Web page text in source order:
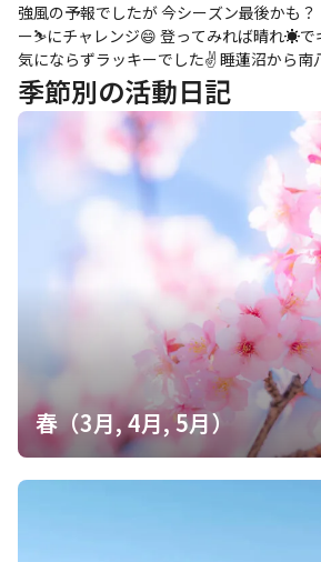
強風の予報でしたが 今シーズン最後かも
ー⛷️にチャレンジ😄 登ってみれば晴れ☀️で
気にならずラッキーでした✌️ 睡蓮沼から南
経由して櫛ヶ峯到着💦 360度、絶景でした
のSさんとご一緒させていただき、戻りの
で案内してもらい、後は一気に睡蓮沼方
ありがとうございました😄 明日はきっと
も南八甲田🏔️良さそう、かも⁇ 帰りはいつ
0 今日も山登りできることに感謝です🙏
季節別の活動日記
春（3月, 4月, 5月）